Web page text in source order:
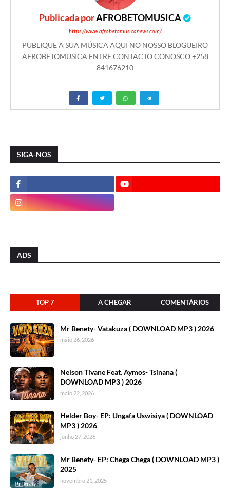
Publicada porAFROBETOMUSICA
https://www.afrobetomusicanews.com/
PUBLIQUE A SUA MÚSICA AQUI NO NOSSO BLOGUEIRO
AFROBETOMUSICA ENTRE CONTACTO CONOSCO +258
841676210
SIGA-NOS
ADS
TOP 7 A CHEGAR COMENTÁRIOS
Mr Benety- Vatakuza ( DOWNLOAD MP3 ) 2026
maio 26, 2026
Nelson Tivane Feat. Aymos- Tsinana (
DOWNLOAD MP3 ) 2026
maio 22, 2026
Helder Boy- EP: Ungafa Uswisiya ( DOWNLOAD
MP3 ) 2026
junho 27, 2026
Mr Benety- EP: Chega Chega ( DOWNLOAD MP3 )
2025
novembro 21, 2025